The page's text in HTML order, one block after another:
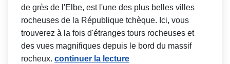
de grès de l'Elbe, est l'une des plus belles villes
rocheuses de la République tchèque. Ici, vous
trouverez à la fois d'étranges tours rocheuses et
des vues magnifiques depuis le bord du massif
rocheux. continuer la lecture